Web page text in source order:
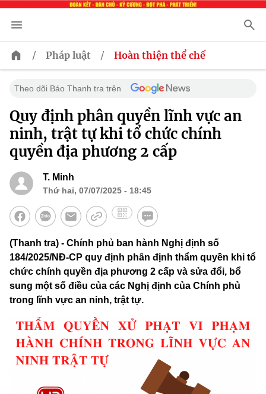
/ Pháp luật / Hoàn thiện thể chế
Theo dõi Báo Thanh tra trên
Quy định phân quyền lĩnh vực an
ninh, trật tự khi tổ chức chính
quyền địa phương 2 cấp
T. Minh
Thứ hai, 07/07/2025 - 18:45
(Thanh tra) - Chính phủ ban hành Nghị định số
184/2025/NĐ-CP quy định phân định thẩm quyền khi tổ
chức chính quyền địa phương 2 cấp và sửa đổi, bổ
sung một số điều của các Nghị định của Chính phủ
trong lĩnh vực an ninh, trật tự.